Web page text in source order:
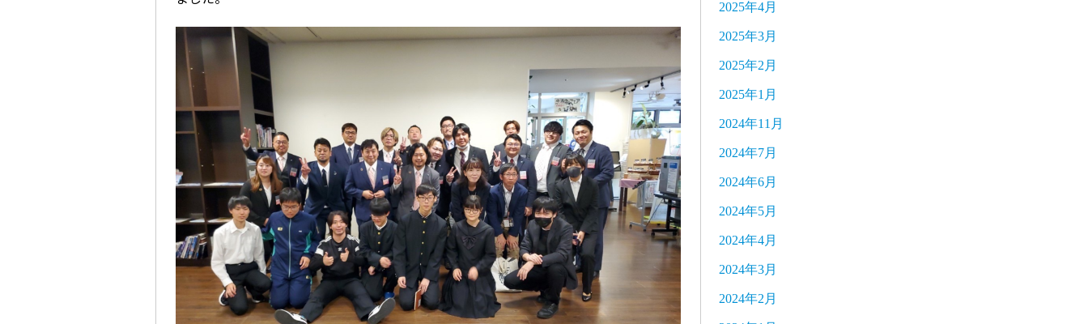
2025年4月
2025年3月
2025年2月
2025年1月
2024年11月
2024年7月
2024年6月
2024年5月
2024年4月
2024年3月
2024年2月